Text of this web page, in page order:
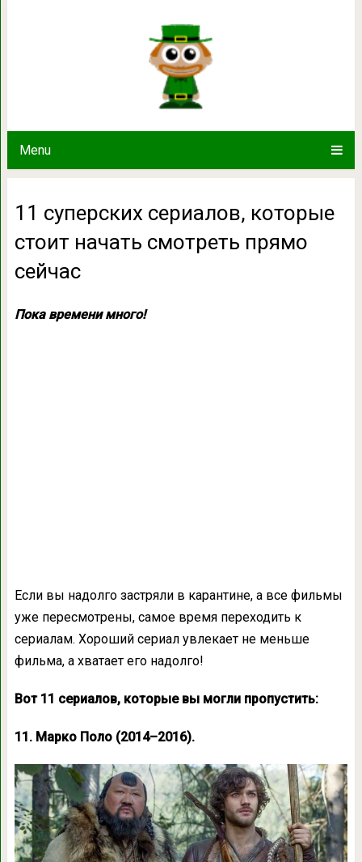
Menu
11 суперских сериалов, которые
11 суперских сериалов, которые
стоит начать смотреть прямо
сейчас
Пока времени много!
Если вы надолго застряли в карантине, а все фильмы
уже пересмотрены, самое время переходить к
сериалам. Хороший сериал увлекает не меньше
фильма, а хватает его надолго!
Вот 11 сериалов, которые вы могли пропустить:
11. Марко Поло (2014–2016).